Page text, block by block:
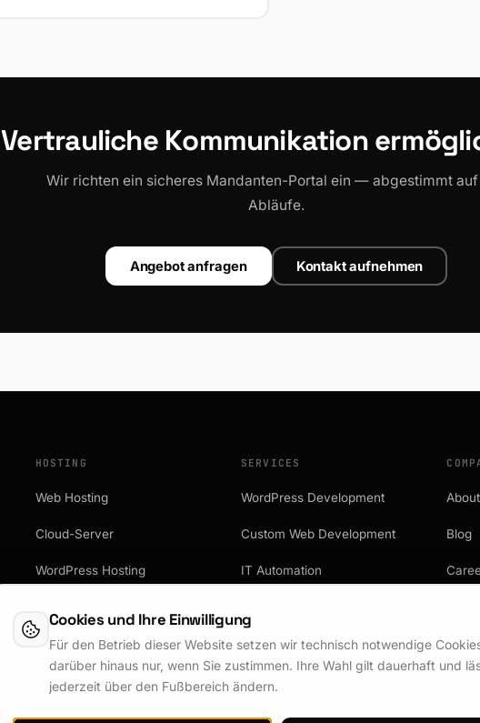
Vertrauliche Kommunikation
Wir richten ein sicheres Mandanten-Portal ein — abgestimmt auf
Abläufe.
Angebot anfragen Kontakt aufnehmen
HOSTING
Web Hosting
Cloud-Server
WordPress Hosting
SERVICES
WordPress Development
Custom Web Development
IT Automation
IT Services
Blog
Cookies und Ihre Einwilligung
Für den Betrieb dieser Website setzen wir technisch notwendige
darüber hinaus nur, wenn Sie zustimmen. Ihre Wahl gilt dauerhaft und
jederzeit über den Fußbereich ändern.